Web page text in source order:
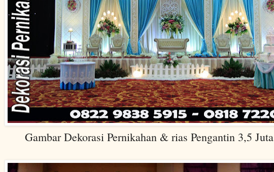
Gambar Dekorasi Pernikahan & rias Pengantin 3,5 Juta